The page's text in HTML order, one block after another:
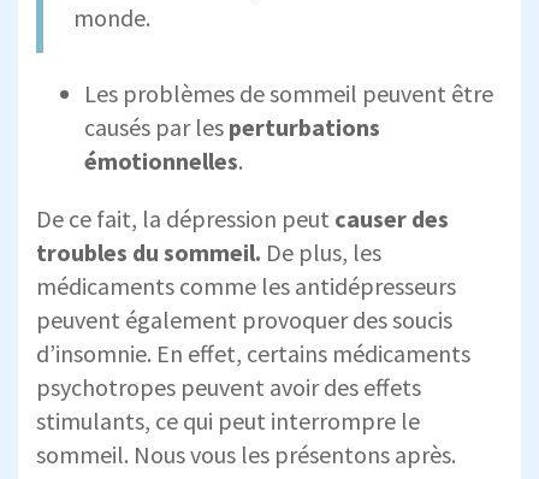
monde.
Les problèmes de sommeil peuvent être
causés par les perturbations
émotionnelles.
De ce fait, la dépression peut causer des
troubles du sommeil. De plus, les
médicaments comme les antidépresseurs
peuvent également provoquer des soucis
d’insomnie. En effet, certains médicaments
psychotropes peuvent avoir des effets
stimulants, ce qui peut interrompre le
sommeil. Nous vous les présentons après.